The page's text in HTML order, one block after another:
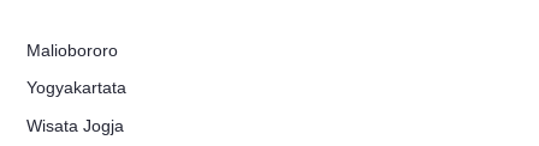
Maliobororo
Yogyakartata
Wisata Jogja